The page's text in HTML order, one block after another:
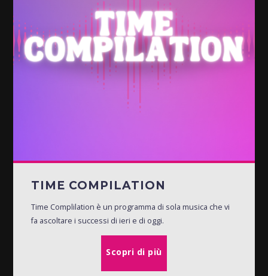
TIME COMPILATION
Time Complilation è un programma di sola musica che vi
fa ascoltare i successi di ieri e di oggi.
Scopri di più